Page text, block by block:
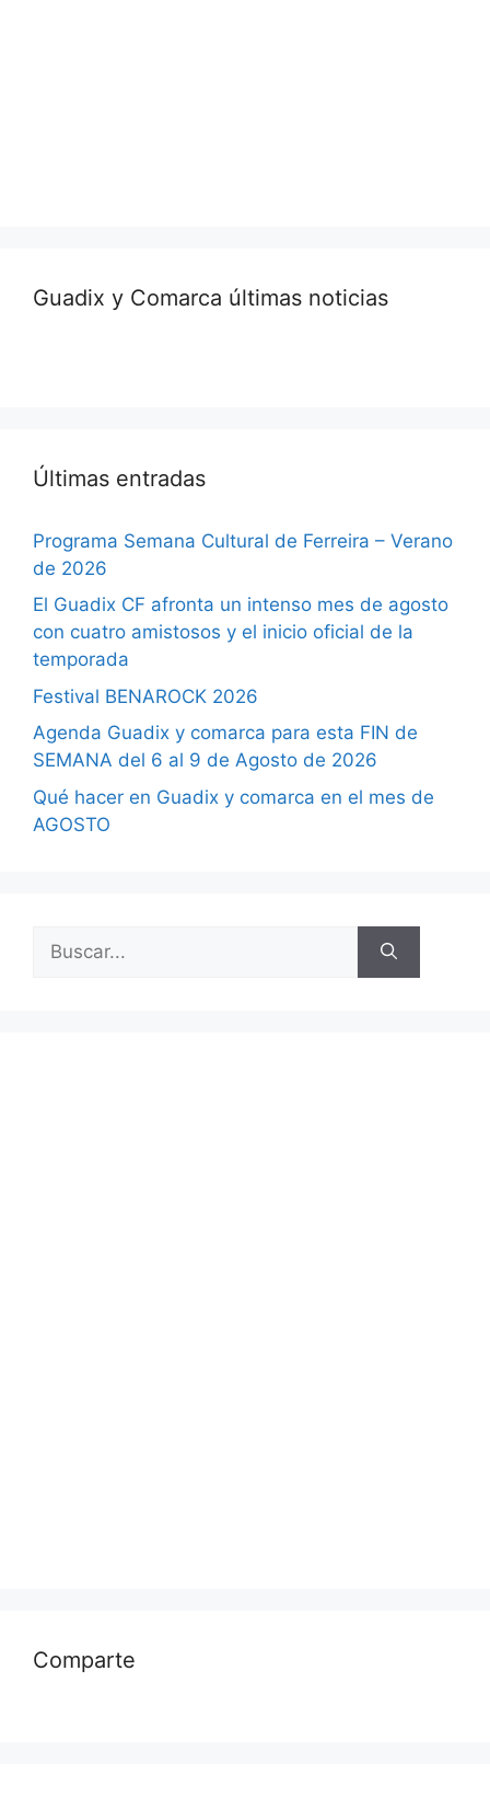
Guadix y Comarca últimas noticias
Últimas entradas
Programa Semana Cultural de Ferreira – Verano
de 2026
El Guadix CF afronta un intenso mes de agosto
con cuatro amistosos y el inicio oficial de la
temporada
Festival BENAROCK 2026
Agenda Guadix y comarca para esta FIN de
SEMANA del 6 al 9 de Agosto de 2026
Qué hacer en Guadix y comarca en el mes de
AGOSTO
Comparte